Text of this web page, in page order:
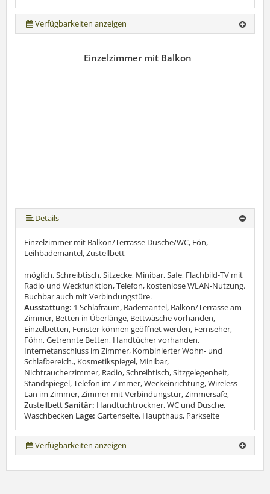
Verfügbarkeiten anzeigen
Einzelzimmer mit Balkon
Details
Einzelzimmer mit Balkon/Terrasse Dusche/WC, Fön,
Leihbademantel, Zustellbett
möglich, Schreibtisch, Sitzecke, Minibar, Safe, Flachbild-TV mit
Radio und Weckfunktion, Telefon, kostenlose WLAN-Nutzung.
Buchbar auch mit Verbindungstüre.
Ausstattung: 1 Schlafraum, Bademantel, Balkon/Terrasse am
Zimmer, Betten in Überlänge, Bettwäsche vorhanden,
Einzelbetten, Fenster können geöffnet werden, Fernseher,
Föhn, Getrennte Betten, Handtücher vorhanden,
Internetanschluss im Zimmer, Kombinierter Wohn- und
Schlafbereich., Kosmetikspiegel, Minibar,
Nichtraucherzimmer, Radio, Schreibtisch, Sitzgelegenheit,
Standspiegel, Telefon im Zimmer, Weckeinrichtung, Wireless
Lan im Zimmer, Zimmer mit Verbindungstür, Zimmersafe,
ZustellbettSanitär: Handtuchtrockner, WC und Dusche,
Waschbecken Lage: Gartenseite, Haupthaus, Parkseite
Verfügbarkeiten anzeigen